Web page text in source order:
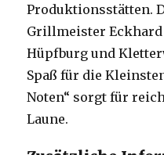
Produktionsstätten.
Grillmeister
Hüpfburg und
Spaß für die
Noten“ sorgt für
Laune.